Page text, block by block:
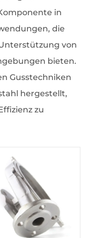
in
die
von
bieten.
Gusstechniken
hergestellt,
zu